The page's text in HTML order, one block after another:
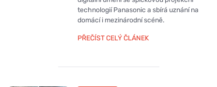
technologií Panasonic a sbírá uznání na
domácí i mezinárodní scéně.
PŘEČÍST CELÝ ČLÁNEK